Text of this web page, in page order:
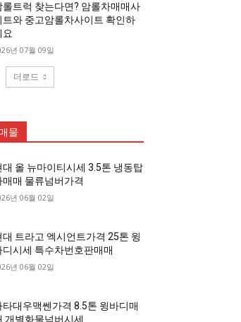
롤트럭 찾는다면? 암롤차매매사
트와 중고암롤차사이트 확인하
요
년 07월 09일
더로드
물
대 올 뉴마이티시세 3.5톤 냉동탑
매매 물류넘버가격
년 06월 02일
대 트라고 엑시언트가격 25톤 윙
디시세 특수차번호판매매
년 06월 02일
타대우맥쎈가격 8.5톤 윙바디매
개별화물넘버시세